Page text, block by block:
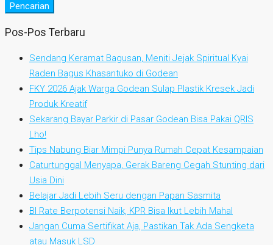
Pencarian
Pos-Pos Terbaru
Sendang Keramat Bagusan, Meniti Jejak Spiritual Kyai
Raden Bagus Khasantuko di Godean
FKY 2026 Ajak Warga Godean Sulap Plastik Kresek Jadi
Produk Kreatif
Sekarang Bayar Parkir di Pasar Godean Bisa Pakai QRIS
Lho!
Tips Nabung Biar Mimpi Punya Rumah Cepat Kesampaian
Caturtunggal Menyapa, Gerak Bareng Cegah Stunting dari
Usia Dini
Belajar Jadi Lebih Seru dengan Papan Sasmita
BI Rate Berpotensi Naik, KPR Bisa Ikut Lebih Mahal
Jangan Cuma Sertifikat Aja, Pastikan Tak Ada Sengketa
atau Masuk LSD